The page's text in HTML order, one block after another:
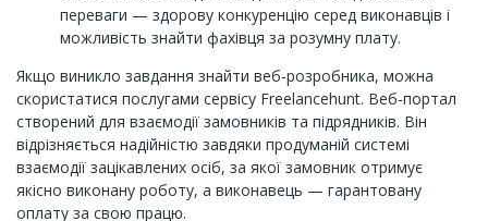
переваги — здорову конкуренцію серед виконавців і
можливість знайти фахівця за розумну плату.
Якщо виникло завдання знайти веб-розробника, можна
скористатися послугами сервісу Freelancehunt. Веб-портал
створений для взаємодії замовників та підрядників. Він
відрізняється надійністю завдяки продуманій системі
взаємодії зацікавлених осіб, за якої замовник отримує
якісно виконану роботу, а виконавець — гарантовану
оплату за свою працю.